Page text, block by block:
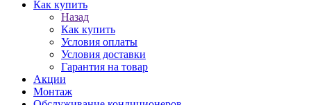
Как купить
Назад
Как купить
Условия оплаты
Условия доставки
Гарантия на товар
Акции
Монтаж